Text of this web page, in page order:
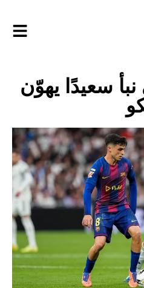
سعيدًا يهوّن